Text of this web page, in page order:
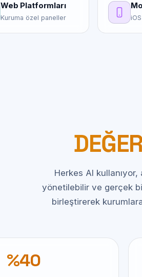
Web Platformları
Kuruma özel paneller
Herkes AI
yönetilebilir ve gerçek
birleştirerek
%40